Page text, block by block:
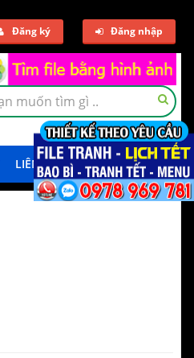
Đăng ký Đăng nhập
LIÊN HỆ TẢI DEMO